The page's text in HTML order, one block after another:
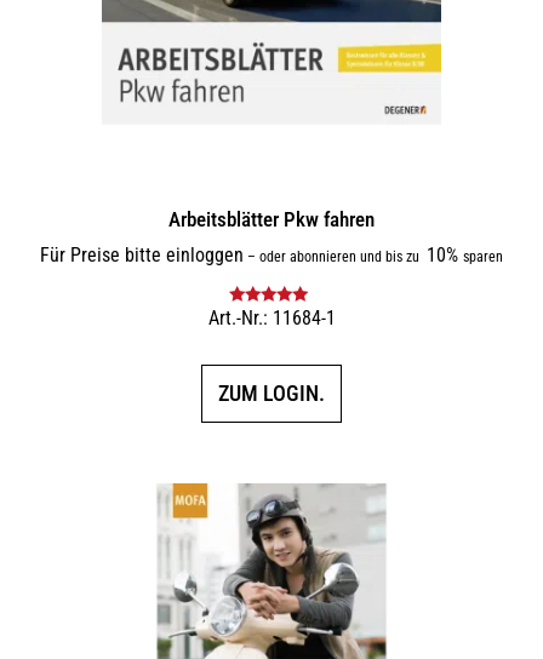
Arbeitsblätter Pkw fahren
Für Preise bitte einloggen – oder abonnieren und bis zu 10% sparen
Bewertet mit
Art.-Nr.: 11684-1
ZUM LOGIN.